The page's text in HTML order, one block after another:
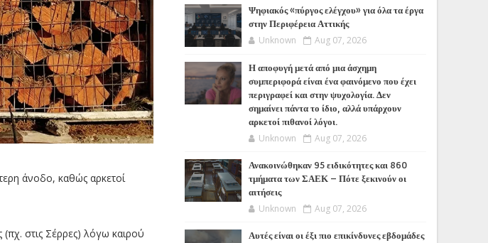
άνοδο, καθώς αρκετοί
στις Σέρρες) λόγω καιρού
Ψηφιακός «πύργος ελέγχου» για όλα τα έργα
στην Περιφέρεια Αττικής
Unknown Aug 07, 2026
Η αποφυγή μετά από μια άσχημη
συμπεριφορά είναι ένα φαινόμενο που έχει
περιγραφεί και στην ψυχολογία. Δεν
σημαίνει πάντα το ίδιο, αλλά υπάρχουν
αρκετοί πιθανοί λόγοι.
Unknown Aug 07, 2026
Ανακοινώθηκαν 95 ειδικότητες και 860
τμήματα των ΣΑΕΚ – Πότε ξεκινούν οι
αιτήσεις
Unknown Aug 07, 2026
Αυτές είναι οι έξι πιο επικίνδυνες εβδομάδες